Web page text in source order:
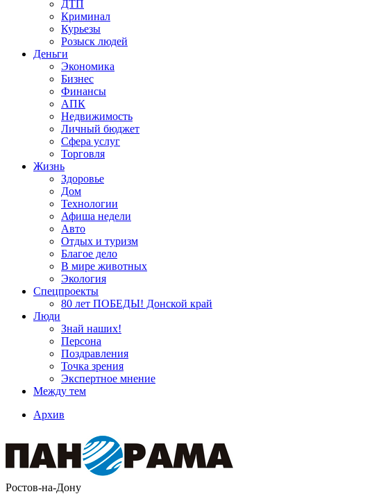
ДТП
Криминал
Курьезы
Розыск людей
Деньги
Экономика
Бизнес
Финансы
АПК
Недвижимость
Личный бюджет
Сфера услуг
Торговля
Жизнь
Здоровье
Дом
Технологии
Афиша недели
Авто
Отдых и туризм
Благое дело
В мире животных
Экология
Спецпроекты
80 лет ПОБЕДЫ! Донской край
Люди
Знай наших!
Персона
Поздравления
Точка зрения
Экспертное мнение
Между тем
Архив
Ростов-на-Дону